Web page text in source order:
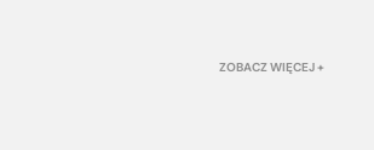
ZOBACZ WIĘCEJ +